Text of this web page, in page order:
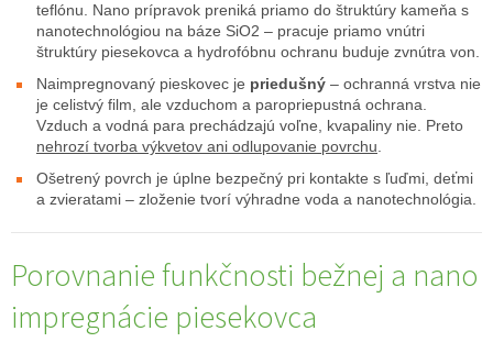
teflónu. Nano prípravok preniká priamo do štruktúry kameňa s
nanotechnológiou na báze SiO2 – pracuje priamo vnútri
štruktúry piesekovca a hydrofóbnu ochranu buduje zvnútra von.
Naimpregnovaný pieskovec je priedušný – ochranná vrstva nie
je celistvý film, ale vzduchom a paropriepustná ochrana.
Vzduch a vodná para prechádzajú voľne, kvapaliny nie. Preto
nehrozí tvorba výkvetov ani odlupovanie povrchu.
Ošetrený povrch je úplne bezpečný pri kontakte s ľuďmi, deťmi
a zvieratami – zloženie tvorí výhradne voda a nanotechnológia.
Porovnanie funkčnosti bežnej a nano
impregnácie piesekovca